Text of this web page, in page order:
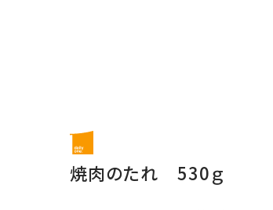
焼肉のたれ 530ｇ